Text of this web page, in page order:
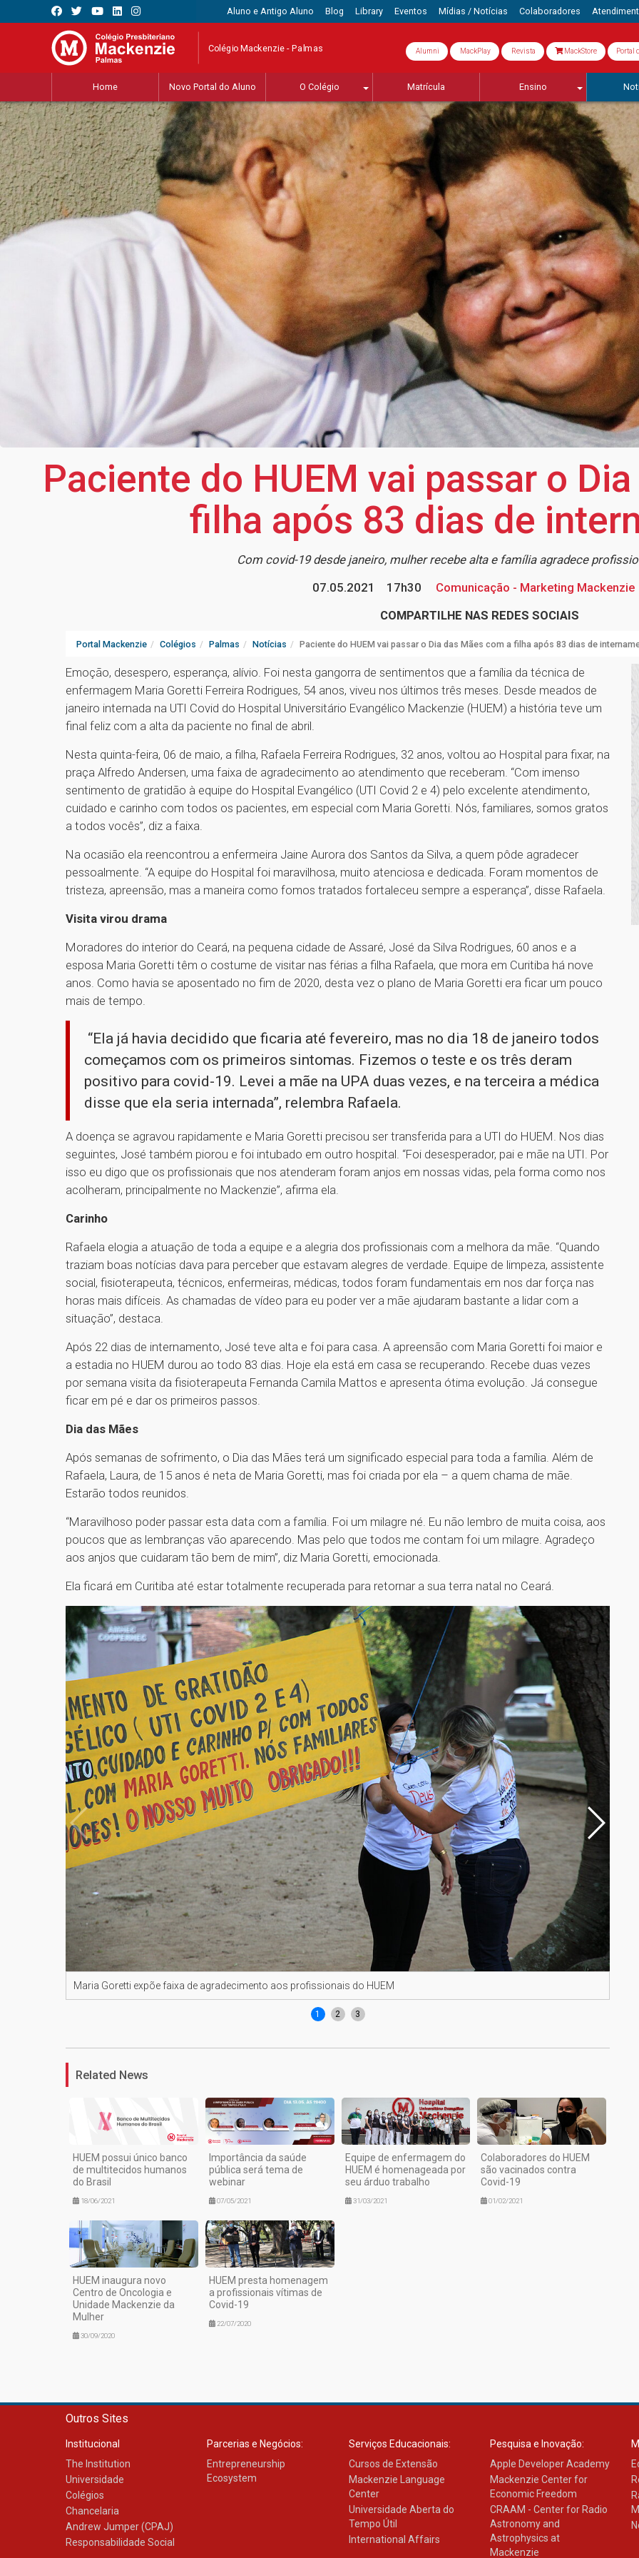
Aluno e Antigo Aluno Blog Library Eventos Mídias / Notícias Colaboradores
Colégio Mackenzie - Palmas Alumni MackPlay Revista MackStore Portal
Home Novo Portal do Aluno O Colégio Matrícula Ensino
Paciente do HUEM vai passar o
filha após 83 dias de
Com covid-19 desde janeiro, mulher recebe alta e família agradece
07.05.2021
17h30
Comunicação - Marketing Mackenzie
COMPARTILHE NAS REDES SOCIAIS
Portal Mackenzie Colégios Palmas Notícias Paciente do HUEM vai passar o Dia das Mães com a filha após 83 dias de
Emoção, desespero, esperança, alívio. Foi nesta gangorra de sentimentos que a família da técnica de
enfermagem Maria Goretti Ferreira Rodrigues, 54 anos, viveu nos últimos três meses. Desde meados de
janeiro internada na UTI Covid do Hospital Universitário Evangélico Mackenzie (HUEM) a história teve um
final feliz com a alta da paciente no final de abril.
Nesta quinta-feira, 06 de maio, a filha, Rafaela Ferreira Rodrigues, 32 anos, voltou ao Hospital para fixar, na
praça Alfredo Andersen, uma faixa de agradecimento ao atendimento que receberam. “Com imenso
sentimento de gratidão à equipe do Hospital Evangélico (UTI Covid 2 e 4) pelo excelente atendimento,
cuidado e carinho com todos os pacientes, em especial com Maria Goretti. Nós, familiares, somos gratos
a todos vocês”, diz a faixa.
Na ocasião ela reencontrou a enfermeira Jaine Aurora dos Santos da Silva, a quem pôde agradecer
pessoalmente. “A equipe do Hospital foi maravilhosa, muito atenciosa e dedicada. Foram momentos de
tristeza, apreensão, mas a maneira como fomos tratados fortaleceu sempre a esperança”, disse Rafaela.
Visita virou drama
Moradores do interior do Ceará, na pequena cidade de Assaré, José da Silva Rodrigues, 60 anos e a
esposa Maria Goretti têm o costume de visitar nas férias a filha Rafaela, que mora em Curitiba há nove
anos. Como havia se aposentado no fim de 2020, desta vez o plano de Maria Goretti era ficar um pouco
mais de tempo.
“Ela já havia decidido que ficaria até fevereiro, mas no dia 18 de janeiro todos
começamos com os primeiros sintomas. Fizemos o teste e os três deram
positivo para covid-19. Levei a mãe na UPA duas vezes, e na terceira a médica
disse que ela seria internada”, relembra Rafaela.
A doença se agravou rapidamente e Maria Goretti precisou ser transferida para a UTI do HUEM. Nos dias
seguintes, José também piorou e foi intubado em outro hospital. “Foi desesperador, pai e mãe na UTI. Por
isso eu digo que os profissionais que nos atenderam foram anjos em nossas vidas, pela forma como nos
acolheram, principalmente no Mackenzie”, afirma ela.
Carinho
Rafaela elogia a atuação de toda a equipe e a alegria dos profissionais com a melhora da mãe. “Quando
traziam boas notícias dava para perceber que estavam alegres de verdade. Equipe de limpeza, assistente
social, fisioterapeuta, técnicos, enfermeiras, médicas, todos foram fundamentais em nos dar força nas
horas mais difíceis. As chamadas de vídeo para eu poder ver a mãe ajudaram bastante a lidar com a
situação”, destaca.
Após 22 dias de internamento, José teve alta e foi para casa. A apreensão com Maria Goretti foi maior e
a estadia no HUEM durou ao todo 83 dias. Hoje ela está em casa se recuperando. Recebe duas vezes
por semana visita da fisioterapeuta Fernanda Camila Mattos e apresenta ótima evolução. Já consegue
ficar em pé e dar os primeiros passos.
Dia das Mães
Após semanas de sofrimento, o Dia das Mães terá um significado especial para toda a família. Além de
Rafaela, Laura, de 15 anos é neta de Maria Goretti, mas foi criada por ela – a quem chama de mãe.
Estarão todos reunidos.
“Maravilhoso poder passar esta data com a família. Foi um milagre né. Eu não lembro de muita coisa, aos
poucos que as lembranças vão aparecendo. Mas pelo que todos me contam foi um milagre. Agradeço
aos anjos que cuidaram tão bem de mim”, diz Maria Goretti, emocionada.
Ela ficará em Curitiba até estar totalmente recuperada para retornar a sua terra natal no Ceará.
Maria Goretti expõe faixa de agradecimento aos profissionais do HUEM
1 2 3
Related News
HUEM possui único banco
de multitecidos humanos
do Brasil
18/06/2021
Importância da saúde
pública será tema de
webinar
07/05/2021
Equipe de enfermagem do
HUEM é homenageada por
seu árduo trabalho
31/03/2021
Colaboradores do HUEM
são vacinados contra
Covid-19
01/02/2021
HUEM inaugura novo
Centro de Oncologia e
Unidade Mackenzie da
Mulher
30/09/2020
HUEM presta homenagem
a profissionais vítimas de
Covid-19
22/07/2020
Outros Sites
Institucional
The Institution
Universidade
Colégios
Chancelaria
Andrew Jumper (CPAJ)
Responsabilidade Social
Parcerias e Negócios:
Entrepreneurship
Ecosystem
Serviços Educacionais:
Cursos de Extensão
Mackenzie Language
Center
Universidade Aberta do
Tempo Útil
International Affairs
Pesquisa e Inovação:
Apple Developer Academy
Mackenzie Center for
Economic Freedom
CRAAM - Center for Radio
Astronomy and
Astrophysics at
Mackenzie